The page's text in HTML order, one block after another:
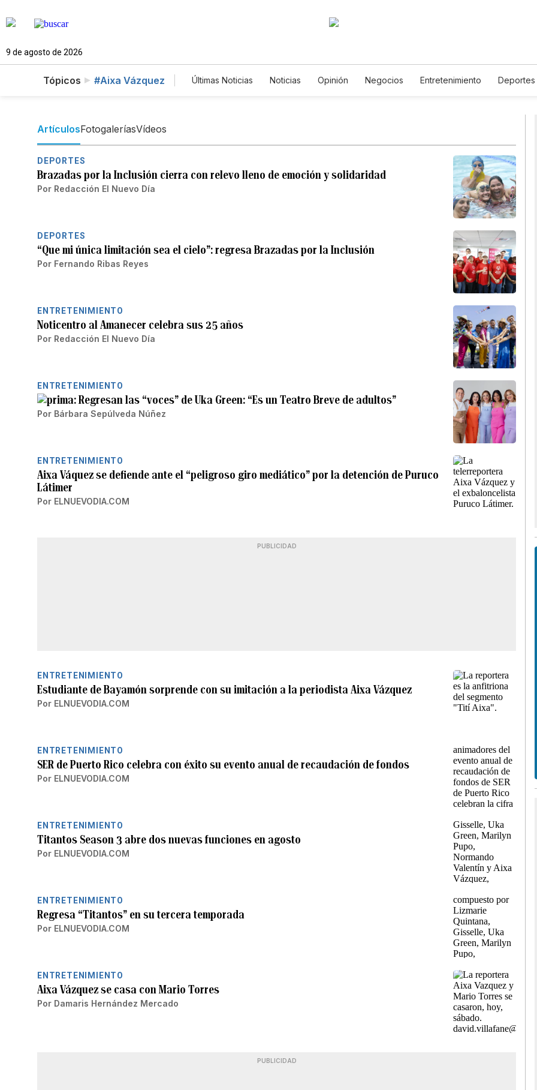
9 de agosto de 2026
Tópicos #Aixa Vázquez Últimas Noticias Noticias Opinión Negocios Entretenimiento Deportes
ArtículosFotogaleríasVídeos
DEPORTES
Brazadas por la Inclusión cierra con relevo lleno de emoción y solidaridad
Por Redacción El Nuevo Día
DEPORTES
“Que mi única limitación sea el cielo”: regresa Brazadas por la Inclusión
Por Fernando Ribas Reyes
ENTRETENIMIENTO
Noticentro al Amanecer celebra sus 25 años
Por Redacción El Nuevo Día
ENTRETENIMIENTO
Regresan las “voces” de Uka Green: “Es un Teatro Breve de adultos”
Por Bárbara Sepúlveda Núñez
ENTRETENIMIENTO
Aixa Váquez se defiende ante el “peligroso giro mediático” por la detención de Puruco
Látimer
Por ELNUEVODIA.COM
PUBLICIDAD
ENTRETENIMIENTO
Estudiante de Bayamón sorprende con su imitación a la periodista Aixa Vázquez
Por ELNUEVODIA.COM
ENTRETENIMIENTO
SER de Puerto Rico celebra con éxito su evento anual de recaudación de fondos
Por ELNUEVODIA.COM
ENTRETENIMIENTO
Titantos Season 3 abre dos nuevas funciones en agosto
Por ELNUEVODIA.COM
ENTRETENIMIENTO
Regresa “Titantos” en su tercera temporada
Por ELNUEVODIA.COM
ENTRETENIMIENTO
Aixa Vázquez se casa con Mario Torres
Por Damaris Hernández Mercado
PUBLICIDAD